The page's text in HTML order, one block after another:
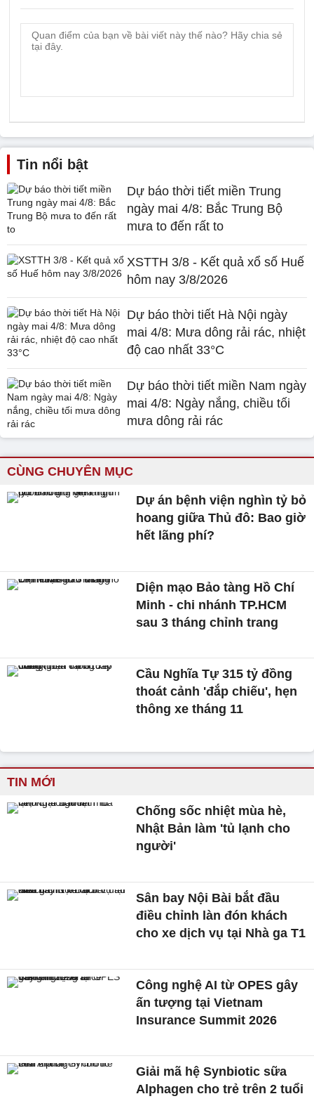
Tin nổi bật
Dự báo thời tiết miền Trung
ngày mai 4/8: Bắc Trung Bộ
mưa to đến rất to
XSTTH 3/8 - Kết quả xổ số Huế
hôm nay 3/8/2026
Dự báo thời tiết Hà Nội ngày
mai 4/8: Mưa dông rải rác, nhiệt
độ cao nhất 33°C
Dự báo thời tiết miền Nam ngày
mai 4/8: Ngày nắng, chiều tối
mưa dông rải rác
CÙNG CHUYÊN MỤC
Dự án bệnh viện nghìn tỷ bỏ
hoang giữa Thủ đô: Bao giờ
hết lãng phí?
Diện mạo Bảo tàng Hồ Chí
Minh - chi nhánh TP.HCM
sau 3 tháng chỉnh trang
Cầu Nghĩa Tự 315 tỷ đồng
thoát cảnh 'đắp chiếu', hẹn
thông xe tháng 11
TIN MỚI
Chống sốc nhiệt mùa hè,
Nhật Bản làm 'tủ lạnh cho
người'
Sân bay Nội Bài bắt đầu
điều chỉnh làn đón khách
cho xe dịch vụ tại Nhà ga T1
Công nghệ AI từ OPES gây
ấn tượng tại Vietnam
Insurance Summit 2026
Giải mã hệ Synbiotic sữa
Alphagen cho trẻ trên 2 tuổi